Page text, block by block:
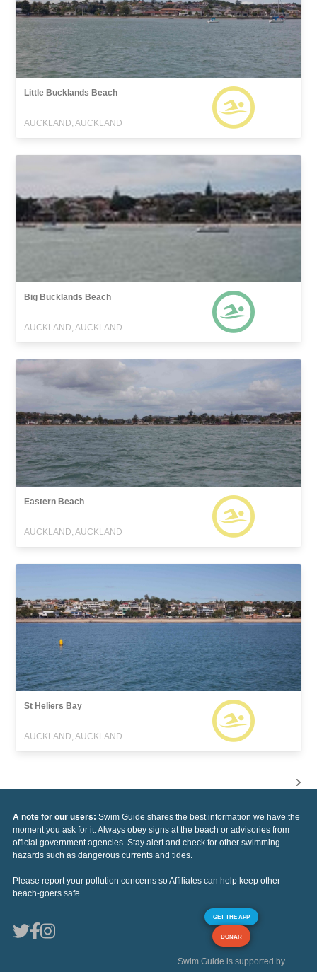
Little Bucklands Beach
AUCKLAND, AUCKLAND
Big Bucklands Beach
AUCKLAND, AUCKLAND
Eastern Beach
AUCKLAND, AUCKLAND
St Heliers Bay
AUCKLAND, AUCKLAND
A note for our users: Swim Guide shares the best information we have the
moment you ask for it. Always obey signs at the beach or advisories from
official government agencies. Stay alert and check for other swimming
hazards such as dangerous currents and tides.
Please report your pollution concerns so Affiliates can help keep other
beach-goers safe.
GET THE APP
DONAR
Swim Guide is supported by